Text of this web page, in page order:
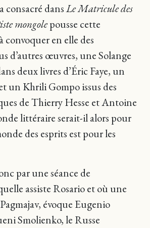
consacré dansLe Matricule des
mongolepousse cette
convoquer en elle des
d’autres œuvres, une Solange
deux livres d’Éric Faye, un
un Khrili Gompo issus des
de Thierry Hesse et Antoine
littéraire serait-il alors pour
des esprits est pour les
par une séance de
assiste Rosario et où une
évoque Eugenio
Smolienko, le Russe